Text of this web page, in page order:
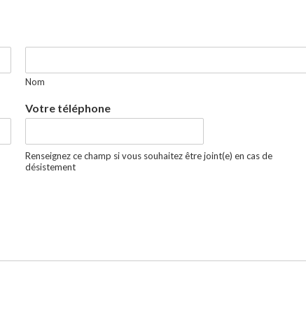
Nom
Votre téléphone
Renseignez ce champ si vous souhaitez être joint(e) en cas de
désistement